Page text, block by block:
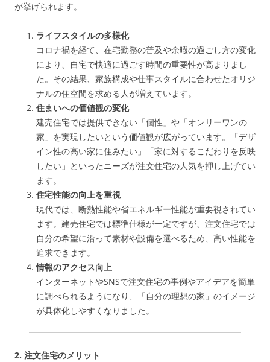
が挙げられます。
ライフスタイルの多様化
コロナ禍を経て、在宅勤務の普及や余暇の過ごし方の変化
により、自宅で快適に過ごす時間の重要性が高まりまし
た。その結果、家族構成や仕事スタイルに合わせたオリジ
ナルの住空間を求める人が増えています。
住まいへの価値観の変化
建売住宅では提供できない「個性」や「オンリーワンの
家」を実現したいという価値観が広がっています。「デザ
イン性の高い家に住みたい」「家に対するこだわりを反映
したい」といったニーズが注文住宅の人気を押し上げてい
ます。
住宅性能の向上を重視
現代では、断熱性能や省エネルギー性能が重要視されてい
ます。建売住宅では標準仕様が一定ですが、注文住宅では
自分の希望に沿って素材や設備を選べるため、高い性能を
追求できます。
情報のアクセス向上
インターネットやSNSで注文住宅の事例やアイデアを簡単
に調べられるようになり、「自分の理想の家」のイメージ
が具体化しやすくなりました。
2. 注文住宅のメリット